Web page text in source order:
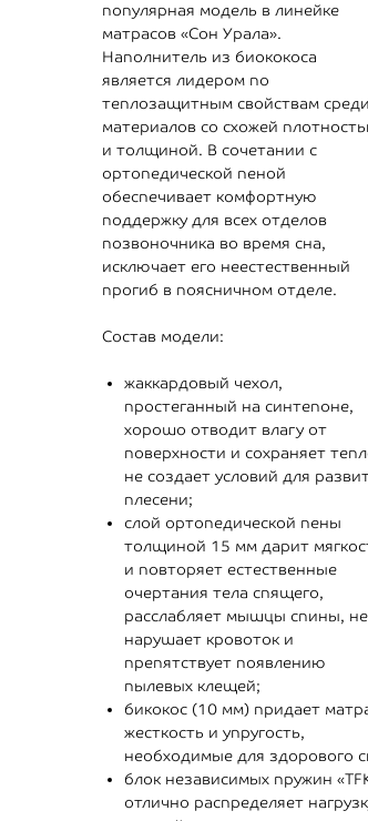
популярная модель в линейке
матрасов «Сон Урала».
Наполнитель из биококоса
является лидером по
теплозащитным свойствам среди
материалов со схожей
и толщиной. В сочетании с
ортопедической пеной
обеспечивает комфортную
поддержку для всех отделов
позвоночника во время сна,
исключает его неестественный
прогиб в поясничном отделе.
Состав модели:
жаккардовый чехол,
простеганный на синтепоне,
хорошо отводит влагу от
поверхности и сохраняет
не создает условий для
плесени;
слой ортопедической пены
толщиной 15 мм дарит
и повторяет естественные
очертания тела спящего,
расслабляет мышцы спины, не
нарушает кровоток и
препятствует появлению
пылевых клещей;
бикокос (10 мм) придает
жесткость и упругость,
необходимые для здорового
блок независимых пружин
отлично распределяет